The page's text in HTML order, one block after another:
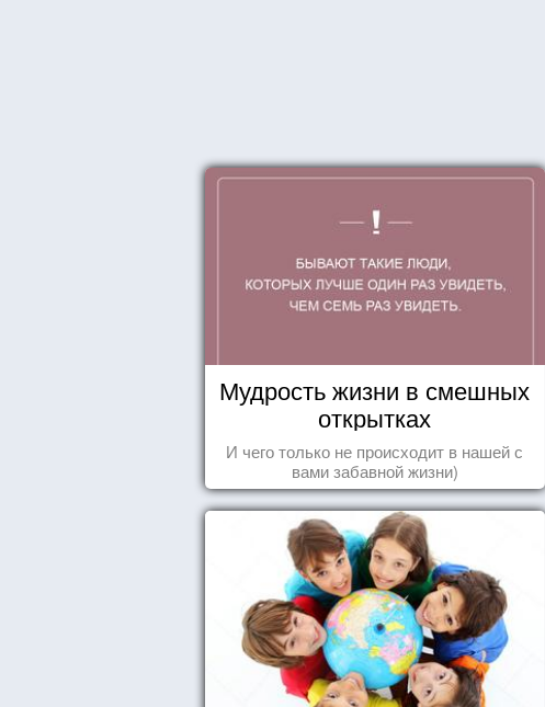
Мудрость жизни в смешных
открытках
И чего только не происходит в нашей с
вами забавной жизни)